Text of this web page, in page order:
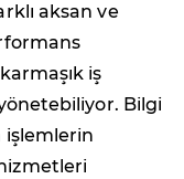
aksan ve
iş
Bilgi